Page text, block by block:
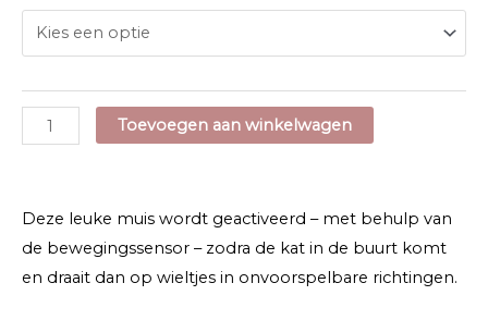
Robocat
Mouse
Toevoegen aan winkelwagen
Deze leuke muis wordt geactiveerd – met behulp van
de bewegingssensor – zodra de kat in de buurt komt
en draait dan op wieltjes in onvoorspelbare richtingen.